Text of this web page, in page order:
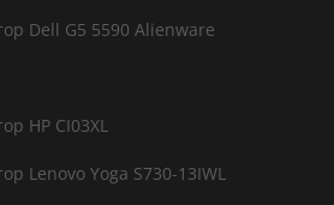
Dell G5 5590 Alienware
HP CI03XL
Lenovo Yoga S730-13IWL